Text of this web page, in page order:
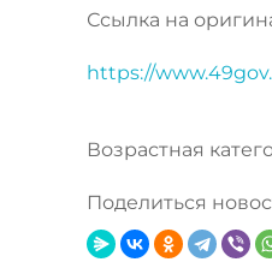
Ссылка на
https://
Возрастная
Поделиться